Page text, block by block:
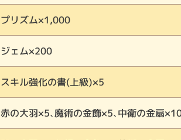
プリズム×1,000
ジェム×200
スキル強化の書(上級)×5
赤の大羽×5、魔術の金飾×5、中衛の金扇